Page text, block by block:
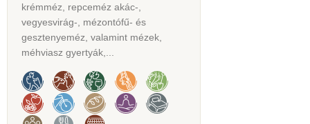
krémméz, repceméz akác-,
vegyesvirág-, mézontófű- és
gesztenyeméz, valamint mézek,
méhviasz gyertyák,...